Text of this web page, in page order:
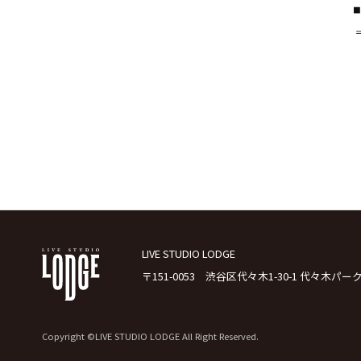
LIVE STUDIO LODGE
〒151-0053 渋谷区代々木1-30-1 代々木パー
Copyright ©LIVE STUDIO LODGE All Right Reserved.